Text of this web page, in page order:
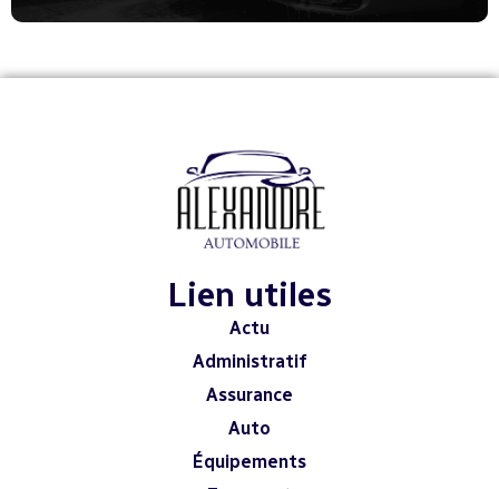
Lien utiles
Actu
Administratif
Assurance
Auto
Équipements